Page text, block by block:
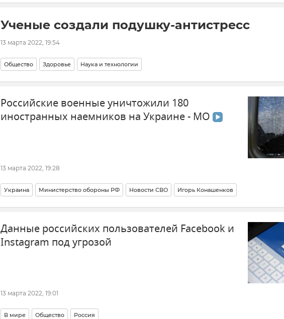
Ученые создали подушку-антистресс
13 марта 2022, 19:54
Общество Здоровье Наука и технологии
Российские военные уничтожили 180
иностранных наемников на Украине - МО
13 марта 2022, 19:28
Украина Министерство обороны РФ Новости СВО Игорь Конашенков
Данные российских пользователей Facebook и
Instagram под угрозой
13 марта 2022, 19:01
В мире Общество Россия